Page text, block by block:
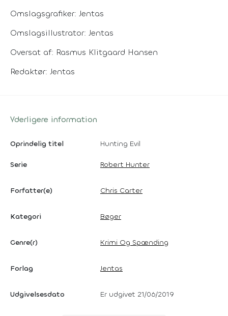
Omslagsgrafiker: Jentas
Omslagsillustrator: Jentas
Oversat af: Rasmus Klitgaard Hansen
Redaktør: Jentas
Yderligere information
Oprindelig titel Hunting Evil
Serie Robert Hunter
Forfatter(e) Chris Carter
Kategori Bøger
Genre(r) Krimi Og Spænding
Forlag Jentas
Udgivelsesdato Er udgivet 21/06/2019